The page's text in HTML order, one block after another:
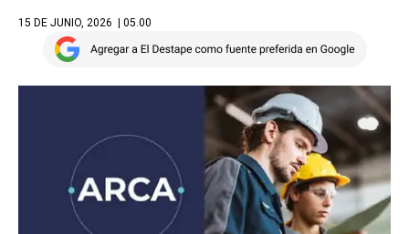
15 DE JUNIO, 2026 | 05.00